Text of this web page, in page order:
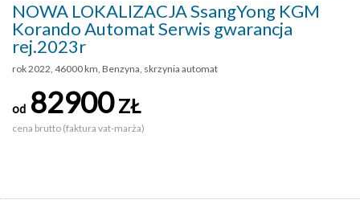
NOWA LOKALIZACJA SsangYong KGM
Korando Automat Serwis gwarancja
rej.2023r
rok 2022, 46000 km, Benzyna, skrzynia automat
od 82900ZŁ
cena brutto (faktura vat-marża)